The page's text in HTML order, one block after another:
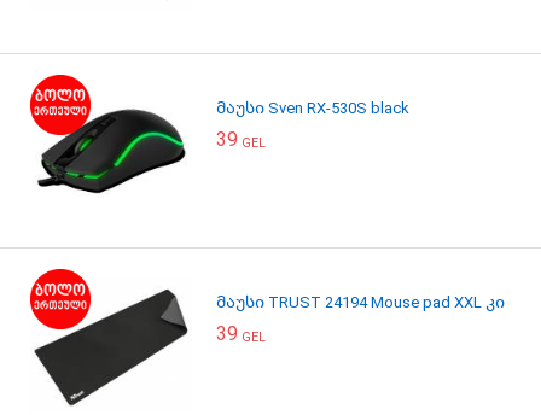
მაუსი Sven RX-530S black
39 GEL
მაუსი TRUST 24194 Mouse pad XXL კი
39 GEL